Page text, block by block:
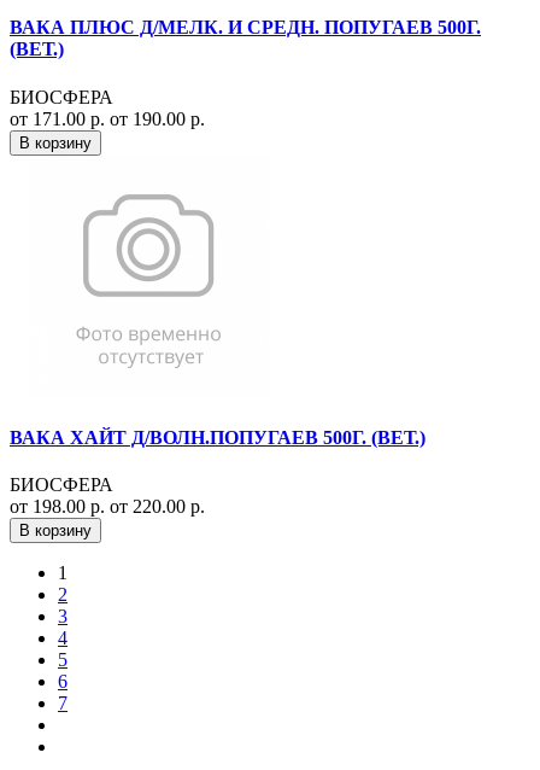
ВАКА ПЛЮС Д/МЕЛК. И СРЕДН. ПОПУГАЕВ 500Г.
(ВЕТ.)
БИОСФЕРА
от 171.00 р. от 190.00 р.
В корзину
ВАКА ХАЙТ Д/ВОЛН.ПОПУГАЕВ 500Г. (ВЕТ.)
БИОСФЕРА
от 198.00 р. от 220.00 р.
В корзину
1
2
3
4
5
6
7